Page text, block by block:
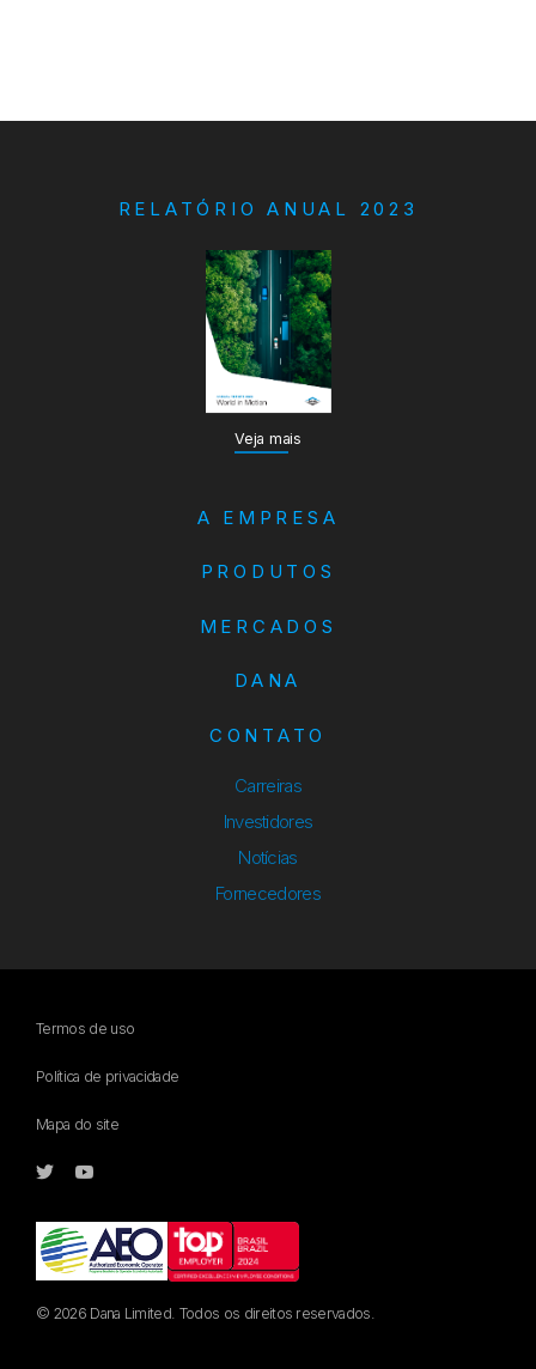
RELATÓRIO ANUAL 2023
Veja mais
A EMPRESA
PRODUTOS
MERCADOS
DANA
CONTATO
Carreiras
Investidores
Notícias
Fornecedores
Termos de uso
Política de privacidade
Mapa do site
© 2026 Dana Limited. Todos os direitos reservados.